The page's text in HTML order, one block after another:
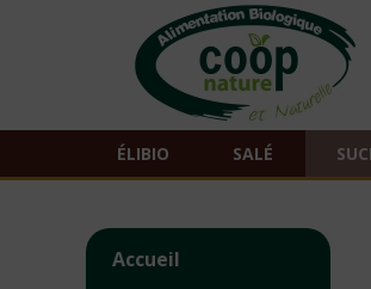
ÉLIBIO SALÉ
Accueil